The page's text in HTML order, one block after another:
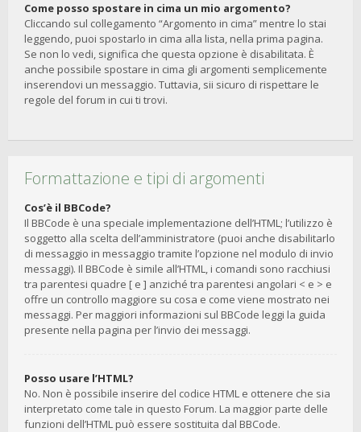
Come posso spostare in cima un mio argomento?
Cliccando sul collegamento “Argomento in cima” mentre lo stai
leggendo, puoi spostarlo in cima alla lista, nella prima pagina.
Se non lo vedi, significa che questa opzione è disabilitata. È
anche possibile spostare in cima gli argomenti semplicemente
inserendovi un messaggio. Tuttavia, sii sicuro di rispettare le
regole del forum in cui ti trovi.
Formattazione e tipi di argomenti
Cos’è il BBCode?
Il BBCode è una speciale implementazione dell’HTML; l’utilizzo è
soggetto alla scelta dell’amministratore (puoi anche disabilitarlo
di messaggio in messaggio tramite l’opzione nel modulo di invio
messaggi). Il BBCode è simile all’HTML, i comandi sono racchiusi
tra parentesi quadre [ e ] anziché tra parentesi angolari < e > e
offre un controllo maggiore su cosa e come viene mostrato nei
messaggi. Per maggiori informazioni sul BBCode leggi la guida
presente nella pagina per l’invio dei messaggi.
Posso usare l’HTML?
No. Non è possibile inserire del codice HTML e ottenere che sia
interpretato come tale in questo Forum. La maggior parte delle
funzioni dell’HTML può essere sostituita dal BBCode.